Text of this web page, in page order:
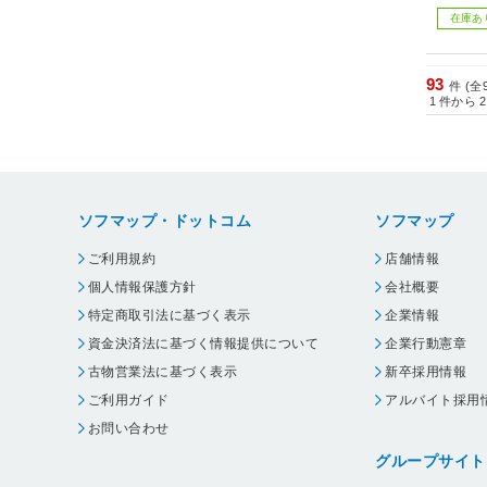
在庫あ
93 件 (全
1 件から
ソフマップ・ドットコム
ご利用規約
個人情報保護方針
特定商取引法に基づく表示
資金決済法に基づく情報提供について
古物営業法に基づく表示
ご利用ガイド
お問い合わせ
ソフマップ
店舗情報
会社概要
企業情報
企業行動憲章
新卒採用情報
アルバイト採用
グループサイト